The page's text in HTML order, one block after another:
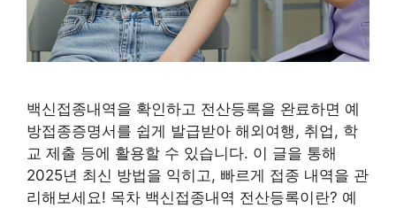
백신접종내역을 확인하고 전산등록을 완료하면 예
방접종증명서를 쉽게 발급받아 해외여행, 취업, 학
교 제출 등에 활용할 수 있습니다. 이 글을 통해
2025년 최신 방법을 익히고, 빠르게 접종 내역을 관
리해보세요! 목차 백신접종내역 전산등록이란? 예